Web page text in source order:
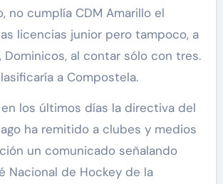
no cumplía CDM Amarillo el
licencias junior pero tampoco, a
Dominicos, al contar sólo con tres.
a Compostela.
en los últimos días la directiva del
ha remitido a clubes y medios
un comunicado señalando
Nacional de Hockey de la